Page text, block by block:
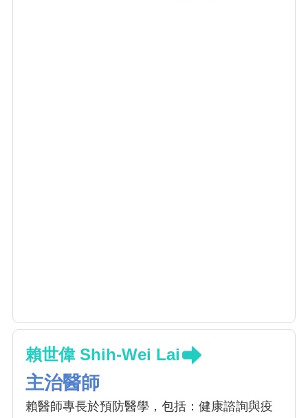
賴世偉 Shih-Wei Lai
主治醫師
賴醫師專長於預防醫學，包括：健康諮詢與疫